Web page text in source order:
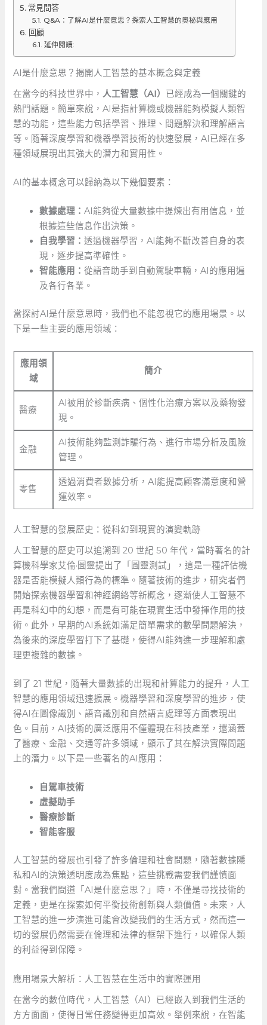
常見問答
Q&A：了解AI是什麼意思？探索人工智慧的奧秘與應用
回顧
延伸閱讀:
AI是什麼意思？揭開人工智慧的基本概念與定義
在當今的科技世界中，人工智慧（AI） 已經成為一個關鍵的
熱門話題。簡單來說，AI是指計算機或機器能夠模擬人類智
慧的功能，這些能力包括學習、推理、問題解決和理解語言
等。隨著深度學習和機器學習技術的快速發展，AI已經在多
種領域展現出其強大的潛力和實用性。
AI的基本概念可以歸納為以下幾個要素：
數據處理：AI能夠從大量數據中提煉出有用信息，並
根據這些信息作出決策。
自我學習：透過機器學習，AI能夠不斷改善自身的表
現，逐步提高準確性。
智能應用：從語音助手到自動駕駛車輛，AI的應用遍
及各行各業。
當探討AI是什麼意思時，我們也不能忽視它的應用場景。以
下是一些主要的應用領域：
應用領
域
簡介
醫療
AI被用於診斷疾病、個性化治療方案以及藥物發
現。
金融
AI技術能夠監測詐騙行為、進行市場分析及風險
管理。
零售
透過消費者數據分析，AI能提高顧客滿意度和營
運效率。
人工智慧的發展歷史：從科幻到現實的演變軌跡
人工智慧的歷史可以追溯到 20 世紀 50 年代，當時著名的計
算機科學家艾倫·圖靈提出了「圖靈測試」，這是一種評估機
器是否能模擬人類行為的標準。隨著技術的進步，研究者們
開始探索機器學習和神經網絡等新概念，逐漸使人工智慧不
再是科幻中的幻想，而是有可能在現實生活中發揮作用的技
術。此外，早期的AI系統如滿足簡單需求的數學問題解決，
為後來的深度學習打下了基礎，使得AI能夠進一步理解和處
理更複雜的數據。
到了 21⁤ 世紀，隨著大量數據的出現和計算能力的提升，人工
智慧的應用領域迅速擴展。機器學習和深度學習的進步，使
得AI在圖像識別、語音識別和自然語言處理等方面表現出
色。目前，AI技術的廣泛應用不僅體現在科技產業，還涵蓋
了醫療、金融、交通等許多領域，顯示了其在解決實際問題
上的潛力。以下是一些著名的AI應用：
自駕車技術
虛擬助手
醫療診斷
智能客服
人工智慧的發展也引發了許多倫理和社會問題，隨著數據隱
私和AI的決策透明度成為焦點，這些挑戰需要我們謹慎面
對。當我們問道「AI是什麼意思？」時，不僅是尋找技術的
定義，更是在探索如何平衡技術創新與人類價值。未來，人
工智慧的進一步演進可能會改變我們的生活方式，然而這一
切的發展仍然需要在倫理和法律的框架下進行，以確保人類
的利益得到保障。
應用場景大解析：人工智慧在生活中的實際運用
在當今的數位時代，人工智慧（AI）已經嵌入到我們生活的
方方面面，使得日常任務變得更加高效。舉例來說，在智能